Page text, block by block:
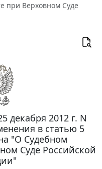
при Верховном Суде
декабря 2012 г. N
в статью 5
"О Судебном
Суде Российской